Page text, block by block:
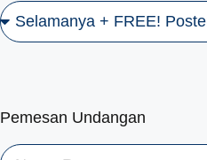
Pemesan Undangan